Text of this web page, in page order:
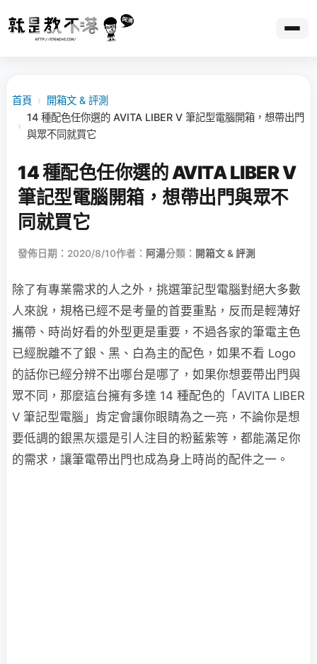
首頁 › 開箱文 & 評測
›
14 種配色任你選的 AVITA LIBER V 筆記型電腦開箱，想帶出門
與眾不同就買它
14 種配色任你選的 AVITA LIBER V
筆記型電腦開箱，想帶出門與眾不
同就買它
發佈日期：2020/8/10作者： 阿湯分類： 開箱文 & 評測
除了有專業需求的人之外，挑選筆記型電腦對絕大多數
人來說，規格已經不是考量的首要重點，反而是輕薄好
攜帶、時尚好看的外型更是重要，不過各家的筆電主色
已經脫離不了銀、黑、白為主的配色，如果不看 Logo
的話你已經分辨不出哪台是哪了，如果你想要帶出門與
眾不同，那麼這台擁有多達 14 種配色的「AVITA LIBER
V 筆記型電腦」肯定會讓你眼睛為之一亮，不論你是想
要低調的銀黑灰還是引人注目的粉藍紫等，都能滿足你
的需求，讓筆電帶出門也成為身上時尚的配件之一。